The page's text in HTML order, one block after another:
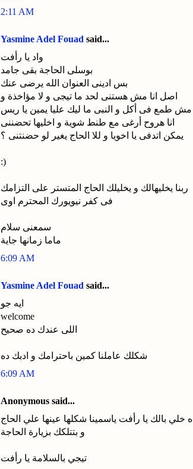
2:11 AM
Yasmine Adel Fouad said...
واد يا رأفت
بوسلى الحاجة بقى جامد
بس ادينى العنوان الله يرضى عنك
اصل انا مش هستنى لحد ما تيجى و لا مؤاخذة و
مش طمع فى أكل و النبى ما ليك عليا يمين يا ريس
انا هروح أرغى مع طنط شوية و اخليها تحضننى
يمكن اتدفى يا اخويا و للا الحاج يغير لو حضنتنى ؟
:)
ربنا يخليهالك و يخليلك الحاج المتستر على التزامك
فى كفر نيويورك المحترم اوى
سمعنى سلام
ماما زمانها جاية
6:09 AM
Yasmine Adel Fouad said...
ايه جو
welcome
اللى عندك ده صحيح
شكلك عاملنا كمين باحترامك و ادبك ده
6:09 AM
Anonymous said...
ه خلي بالك يا رأفت ياسمينا شكلها عينها علي الحاج
و بتتلكك بزيارة الحاجة
تيجي بالسلامة يا رأفت